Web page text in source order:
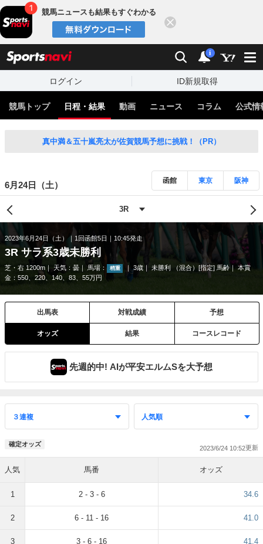
競馬ニュースも結果もすぐわかる
検索 通知
i
ログイン ID新規取得
競馬トップ 日程・結果 動画 ニュース コラム 公式情
真中満＆五十嵐亮太が佐賀競馬予想に挑戦！（PR）
6月24日（土） 函館 東京 阪神
2023年6月24日（土） 1回函館5日 10:45発走
3R サラ系3歳未勝利
芝・右 1200m 天気： 曇 馬場： 稍重 3歳 未勝利 （混合）[指定] 馬齢
本賞
金：550、220、140、83、55万円
出馬表 対戦成績 予想
オッズ 結果 コースレコード
先週的中! AIが平安エルムSを大予想
確定オッズ
2023/6/24 10:52
人気 馬番 オッズ
1 2 - 3 - 6 34.6
2 6 - 11 - 16 41.0
3 3 - 6 - 16 41.4